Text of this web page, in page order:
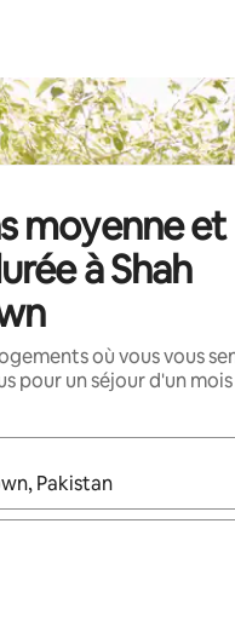
moyenne et
à Shah
où vous vous
pour un séjour d'un
s'affichent, utilisez les